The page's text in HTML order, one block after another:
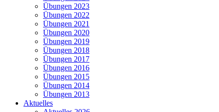
Übungen 2023
Übungen 2022
Übungen 2021
Übungen 2020
Übungen 2019
Übungen 2018
Übungen 2017
Übungen 2016
Übungen 2015
Übungen 2014
Übungen 2013
Aktuelles